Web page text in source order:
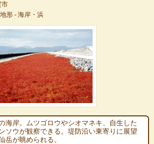
市
形 - 海岸・浜
海岸。ムツゴロウやシオマネキ、自生した
ソウが観察できる。堤防沿い東寄りに展望
岳が眺められる。